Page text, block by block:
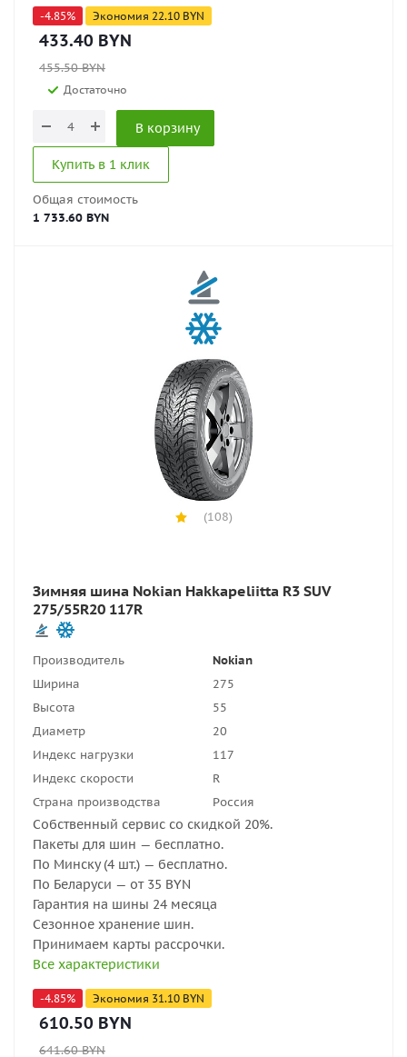
-4.85% Экономия 22.10 BYN
433.40 BYN
455.50BYN
Достаточно
В корзину
Купить в 1 клик
Общая стоимость
1 733.60 BYN
(108)
Зимняя шина Nokian Hakkapeliitta R3 SUV
275/55R20 117R
Производитель
Nokian
Ширина
275
Высота
55
Диаметр
20
Индекс нагрузки
117
Индекс скорости
R
Страна производства
Россия
Собственный сервис со скидкой 20%.
Пакеты для шин — бесплатно.
По Минску (4 шт.) — бесплатно.
По Беларуси — от 35 BYN
Гарантия на шины 24 месяца
Сезонное хранение шин.
Принимаем карты рассрочки.
Все характеристики
-4.85% Экономия 31.10 BYN
610.50 BYN
641.60BYN